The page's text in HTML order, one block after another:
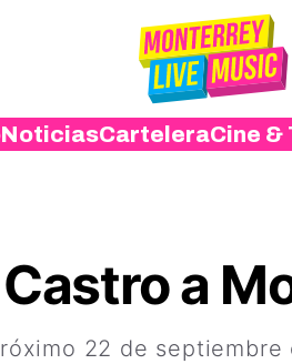
NoticiasCarteleraCine &
a
22 de